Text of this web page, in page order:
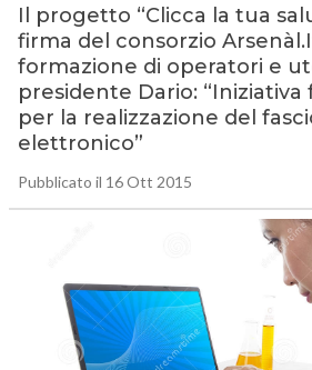
Il progetto “Clicca la tua
firma del consorzio
formazione di operatori e
presidente Dario:
per la realizzazione del
elettronico”
Pubblicato il 16 Ott 2015